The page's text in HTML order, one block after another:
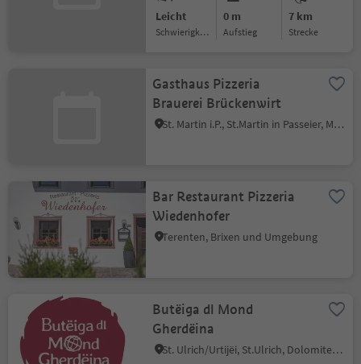
Leicht
Schwierigkeitsgrad
0 m
Aufstieg
7 km
Strecke
Gasthaus Pizzeria
Brauerei Brückenwirt
St. Martin i.P., St.Martin in Passeier, Meran und Umgebung
Bar Restaurant Pizzeria
Wiedenhofer
Terenten, Brixen und Umgebung
Butëiga dl Mond
Gherdëina
St. Ulrich/Urtijëi, St.Ulrich, Dolomitenregion Gröden